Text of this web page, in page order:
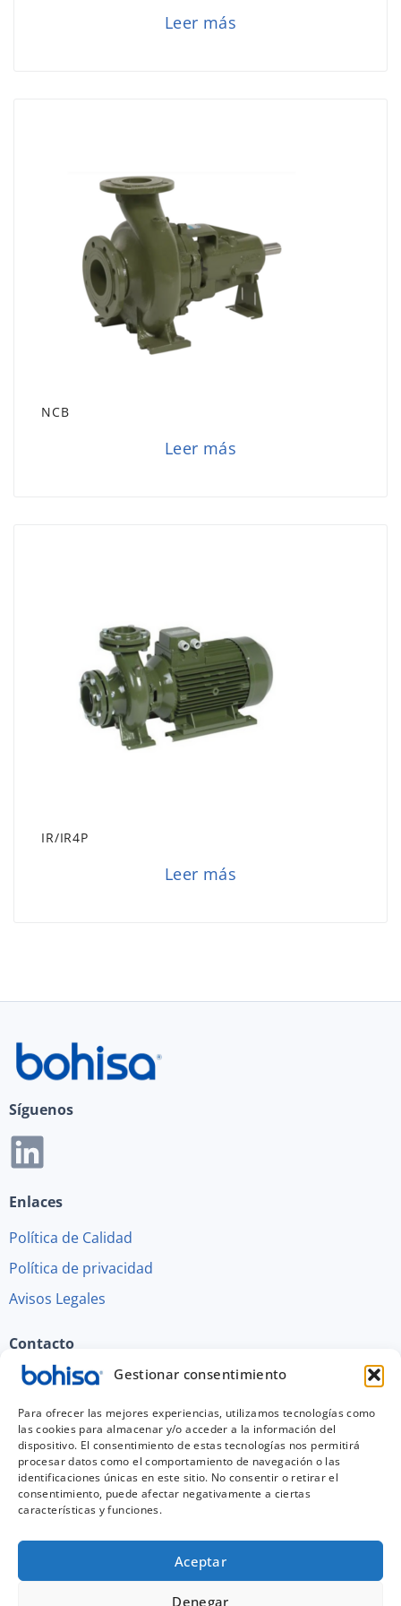
Gestionar consentimiento
Para ofrecer las mejores experiencias, utilizamos tecnologías como
las cookies para almacenar y/o acceder a la información del
dispositivo. El consentimiento de estas tecnologías nos permitirá
procesar datos como el comportamiento de navegación o las
identificaciones únicas en este sitio. No consentir o retirar el
consentimiento, puede afectar negativamente a ciertas
características y funciones.
Aceptar
Denegar
Leer más
NCB
Leer más
IR/IR4P
Leer más
Síguenos
Enlaces
Política de Calidad
Política de privacidad
Avisos Legales
Contacto
Polígono Ind. Juncaril C/Guadix - R 60-61,18220
958 46 88 44
bohisa@saer.info